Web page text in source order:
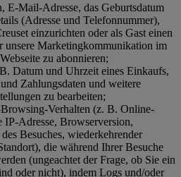
E-Mail-Adresse, das Geburtsdatum
(Adresse und Telefonnummer),
einzurichten oder als Gast einen
unsere Marketingkommunikation im
zu abonnieren;
Datum und Uhrzeit eines Einkaufs,
Zahlungsdaten und weitere
zu bearbeiten;
Verhalten (z. B. Online-
Adresse, Browserversion,
Besuches, wiederkehrender
die während Ihrer Besuche
(ungeachtet der Frage, ob Sie ein
oder nicht), indem Logs und/oder